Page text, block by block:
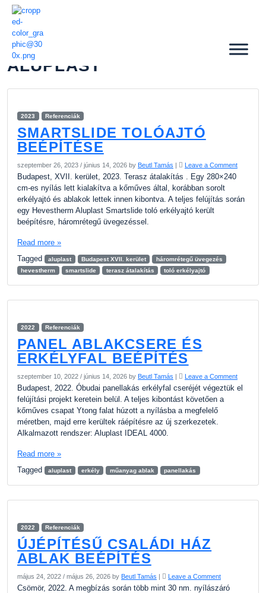
ALUPLAST
2023 Referenciák
SMARTSLIDE TOLÓAJTÓ
BEÉPÍTÉSE
szeptember 26, 2023 / június 14, 2026 by Beutl Tamás | Leave a Comment
Budapest, XVII. kerület, 2023. Terasz átalakítás . Egy 280×240
cm-es nyílás lett kialakítva a kőműves által, korábban sorolt
erkélyajtó és ablakok lettek innen kibontva. A teljes felújítás során
egy Hevestherm Aluplast Smartslide toló erkélyajtó került
beépítésre, háromrétegű üvegezéssel.
Read more »
Tagged
aluplast Budapest XVII. kerület
háromrétegű üvegezés
hevestherm
smartslide terasz átalakítás toló erkélyajtó
2022 Referenciák
PANEL ABLAKCSERE ÉS
ERKÉLYFAL BEÉPÍTÉS
szeptember 10, 2022 / június 14, 2026 by Beutl Tamás | Leave a Comment
Budapest, 2022. Óbudai panellakás erkélyfal cseréjét végeztük el
felújítási projekt keretein belül. A teljes kibontást követően a
kőműves csapat Ytong falat húzott a nyílásba a megfelelő
méretben, majd erre kerültek ráépítésre az új szerkezetek.
Alkalmazott rendszer: Aluplast IDEAL 4000.
Read more »
Tagged
aluplast erkély műanyag ablak panellakás
2022 Referenciák
ÚJÉPÍTÉSŰ CSALÁDI HÁZ
ABLAK BEÉPÍTÉS
május 24, 2022 / május 26, 2026 by Beutl Tamás | Leave a Comment
Csömör, 2022. A megbízás során több mint 30 nm. nyílászáró